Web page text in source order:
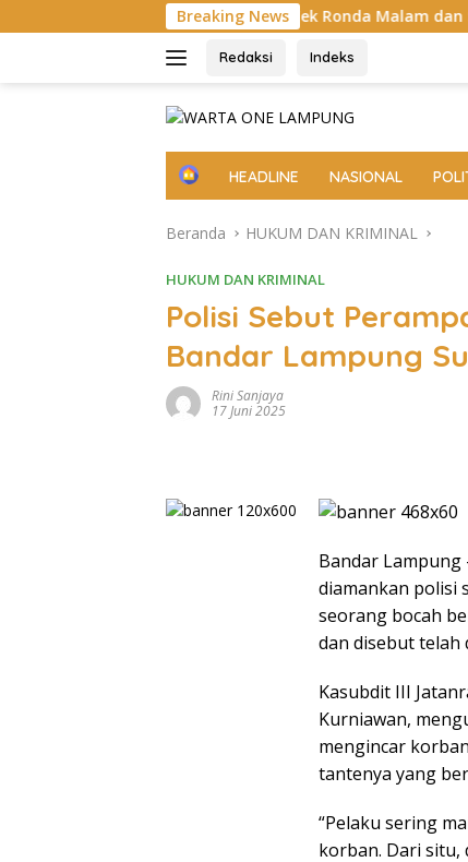
ke
Breaking News
Bahuga Cek Ronda Malam dan Sosialisasi Layanan 110
Redaksi Indeks
H
e
HEADLINE NASIONAL
Beranda HUKUM DAN KRIMINAL
HUKUM DAN KRIMINAL
Polisi Sebut
Bandar Lampung
Rini Sanjaya
17 Juni 2025
Bandar Lampung
diamankan polisi
seorang bocah
dan disebut telah
Kasubdit III
Kurniawan,
mengincar
tantenya yang
“Pelaku sering
korban. Dari situ,